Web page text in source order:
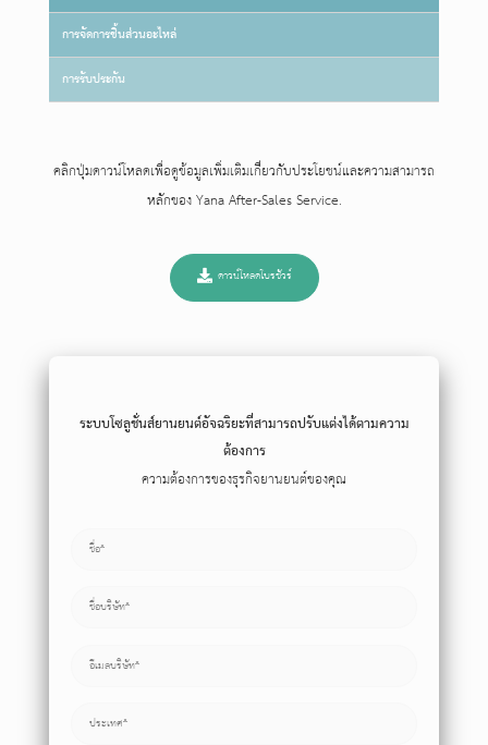
การจัดการชิ้นส่วนอะไหล่
การรับประกัน
คลิกปุ่มดาวน์โหลดเพื่อดูข้อมูลเพิ่มเติมเกี่ยวกับประโยชน์และความสามารถ
หลักของ Yana After-Sales Service.
ดาวน์โหลดโบรชัวร์
ระบบโซลูชั่นส์ยานยนต์อัจฉริยะที่สามารถปรับแต่งได้ตามความ
ต้องการ
ความต้องการของธุรกิจยานยนต์ของคุณ​